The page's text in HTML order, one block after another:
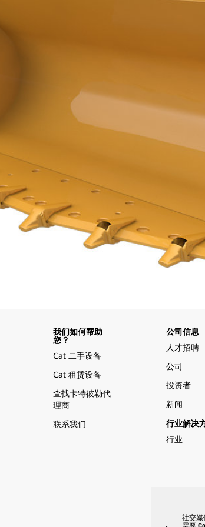
我们如何帮助
您？
Cat 二手设备
Cat 租赁设备
查找卡特彼勒代
理商
联系我们
公司信息
人才招聘
公司
投资者
新闻
行业解决
行业
社交媒